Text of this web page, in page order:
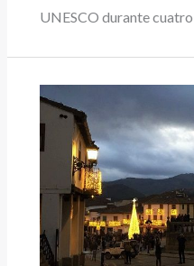
UNESCO durante cuatro